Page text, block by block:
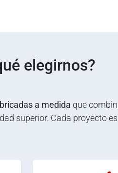
elegirnos?
a medida que
superior. Cada proyecto